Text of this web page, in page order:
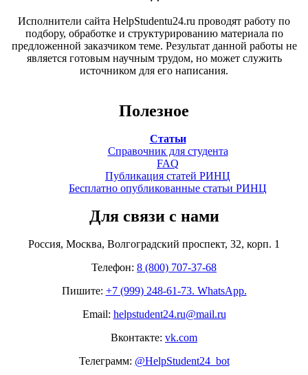
Исполнители сайта HelpStudentu24.ru проводят работу по
подбору, обработке и структурированию материала по
предложенной заказчиком теме. Результат данной работы не
является готовым научным трудом, но может служить
источником для его написания.
Полезное
Статьи
Справочник для студента
FAQ
Публикация статей РИНЦ
Бесплатно опубликованные статьи РИНЦ
Для связи с нами
Россия, Москва, Волгоградский проспект, 32, корп. 1
Телефон: 8 (800) 707-37-68
Пишите: +7 (999) 248-61-73. WhatsApp.
Email: helpstudent24.ru@mail.ru
Вконтакте: vk.com
Телеграмм: @HelpStudent24_bot